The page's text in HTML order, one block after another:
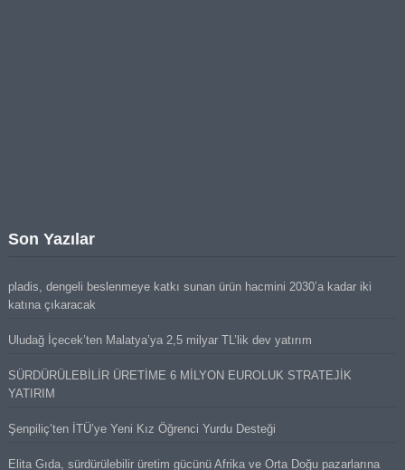
Son Yazılar
pladis, dengeli beslenmeye katkı sunan ürün hacmini 2030’a kadar iki
katına çıkaracak
Uludağ İçecek’ten Malatya’ya 2,5 milyar TL’lik dev yatırım
SÜRDÜRÜLEBİLİR ÜRETİME 6 MİLYON EUROLUK STRATEJİK
YATIRIM
Şenpiliç’ten İTÜ’ye Yeni Kız Öğrenci Yurdu Desteği
Elita Gıda, sürdürülebilir üretim gücünü Afrika ve Orta Doğu pazarlarına